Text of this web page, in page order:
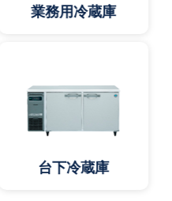
業務用冷蔵庫
台下冷蔵庫